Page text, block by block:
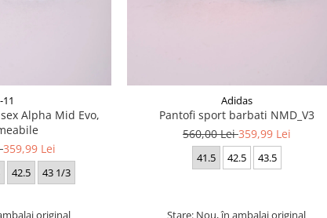
11
Alpha Mid Evo,
359,99 Lei
42.5 43 1/3
Adidas
Pantofi sport barbati NMD_V3
560,00 Lei359,99 Lei
41.5 42.5 43.5